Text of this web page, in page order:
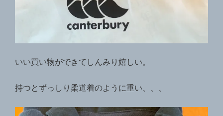
いい買い物ができてしんみり嬉しい。
持つとずっしり柔道着のように重い、、、